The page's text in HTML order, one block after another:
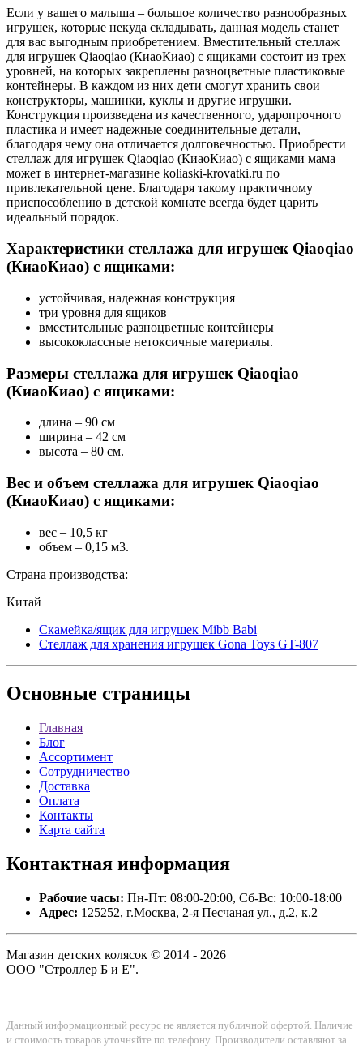
Если у вашего малыша – большое количество разнообразных
игрушек, которые некуда складывать, данная модель станет
для вас выгодным приобретением. Вместительный стеллаж
для игрушек Qiaoqiao (КиаоКиао) с ящиками состоит из трех
уровней, на которых закреплены разноцветные пластиковые
контейнеры. В каждом из них дети смогут хранить свои
конструкторы, машинки, куклы и другие игрушки.
Конструкция произведена из качественного, ударопрочного
пластика и имеет надежные соединительные детали,
благодаря чему она отличается долговечностью. Приобрести
стеллаж для игрушек Qiaoqiao (КиаоКиао) с ящиками мама
может в интернет-магазине koliaski-krovatki.ru по
привлекательной цене. Благодаря такому практичному
приспособлению в детской комнате всегда будет царить
идеальный порядок.
Характеристики стеллажа для игрушек Qiaoqiao
(КиаоКиао) с ящиками:
устойчивая, надежная конструкция
три уровня для ящиков
вместительные разноцветные контейнеры
высококлассные нетоксичные материалы.
Размеры стеллажа для игрушек Qiaoqiao
(КиаоКиао) с ящиками:
длина – 90 см
ширина – 42 см
высота – 80 см.
Вес и объем стеллажа для игрушек Qiaoqiao
(КиаоКиао) с ящиками:
вес – 10,5 кг
объем – 0,15 м3.
Страна производства:
Китай
Скамейка/ящик для игрушек Mibb Babi
Стеллаж для хранения игрушек Gona Toys GT-807
Основные страницы
Главная
Блог
Ассортимент
Сотрудничество
Доставка
Оплата
Контакты
Карта сайта
Контактная информация
Рабочие часы: Пн-Пт: 08:00-20:00, Сб-Вс: 10:00-18:00
Адрес: 125252, г.Москва, 2-я Песчаная ул., д.2, к.2
Магазин детских колясок © 2014 - 2026
ООО "Строллер Б и Е".
Данный информационный ресурс не является публичной офертой. Наличие
и стоимость товаров уточняйте по телефону. Производители оставляют за